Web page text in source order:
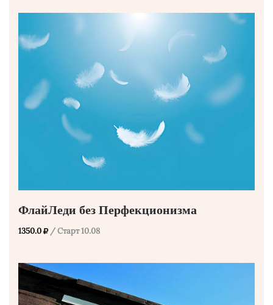
ФлайЛеди без Перфекционизма
1350.0 / Старт 10.08